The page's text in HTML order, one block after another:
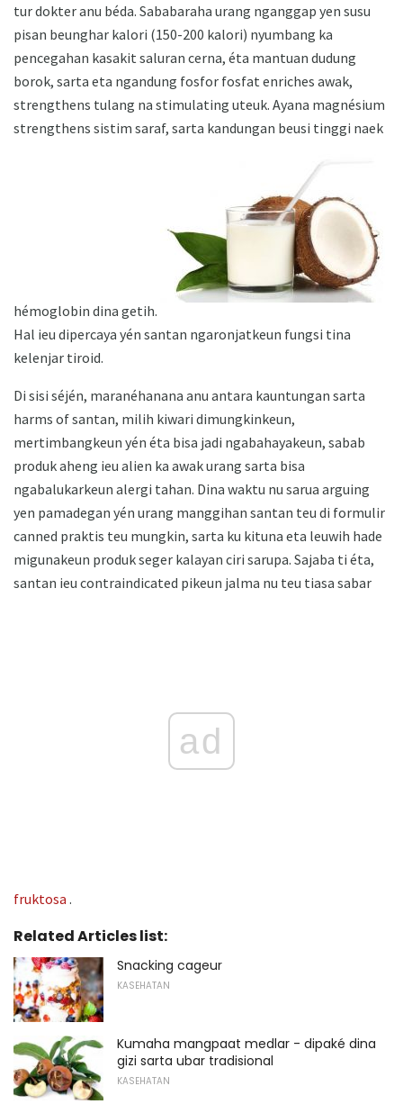
tur dokter anu béda. Sababaraha urang nganggap yen susu
pisan beunghar kalori (150-200 kalori) nyumbang ka
pencegahan kasakit saluran cerna, éta mantuan dudung
borok, sarta eta ngandung fosfor fosfat enriches awak,
strengthens tulang na stimulating uteuk. Ayana magnésium
strengthens sistim saraf, sarta kandungan beusi tinggi naek
hémoglobin dina getih.
Hal ieu dipercaya yén santan ngaronjatkeun fungsi tina
kelenjar tiroid.
Di sisi séjén, maranéhanana anu antara kauntungan sarta
harms of santan, milih kiwari dimungkinkeun,
mertimbangkeun yén éta bisa jadi ngabahayakeun, sabab
produk aheng ieu alien ka awak urang sarta bisa
ngabalukarkeun alergi tahan. Dina waktu nu sarua arguing
yen pamadegan yén urang manggihan santan teu di formulir
canned praktis teu mungkin, sarta ku kituna eta leuwih hade
migunakeun produk seger kalayan ciri sarupa. Sajaba ti éta,
santan ieu contraindicated pikeun jalma nu teu tiasa sabar
ad
fruktosa .
Related Articles list:
Snacking cageur
KASEHATAN
Kumaha mangpaat medlar - dipaké dina
gizi sarta ubar tradisional
KASEHATAN